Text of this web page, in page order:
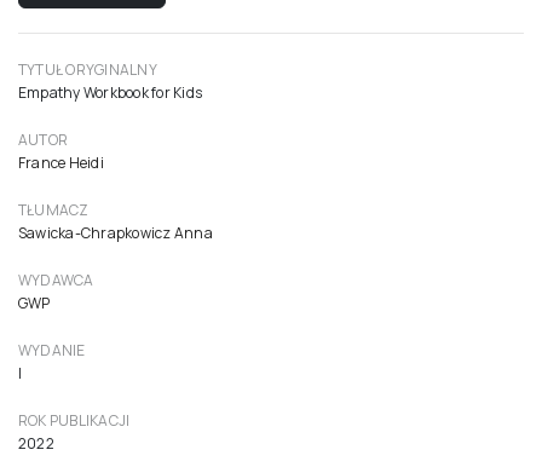
TYTUŁ ORYGINALNY
Empathy Workbook for Kids
AUTOR
France Heidi
TŁUMACZ
Sawicka-Chrapkowicz Anna
WYDAWCA
GWP
WYDANIE
I
ROK PUBLIKACJI
2022